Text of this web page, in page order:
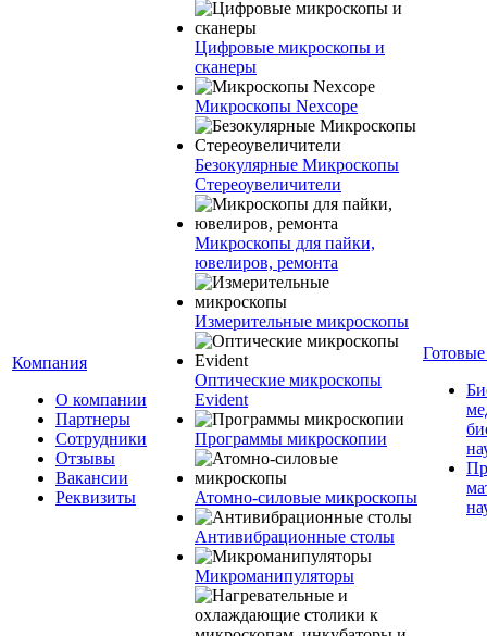
Компания
О компании
Партнеры
Сотрудники
Отзывы
Вакансии
Реквизиты
Цифровые микроскопы и
сканеры
Микроскопы Nexcope
Безокулярные Микроскопы
Стереоувеличители
Микроскопы для пайки,
ювелиров, ремонта
Измерительные микроскопы
Оптические микроскопы
Evident
Программы микроскопии
Атомно-силовые микроскопы
Антивибрационные столы
Микроманипуляторы